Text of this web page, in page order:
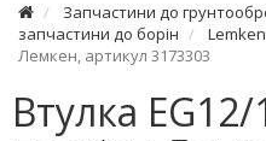
Запчастини до
запчастини до борін
Lemken
Лемкен, артикул 3173303
Втулка